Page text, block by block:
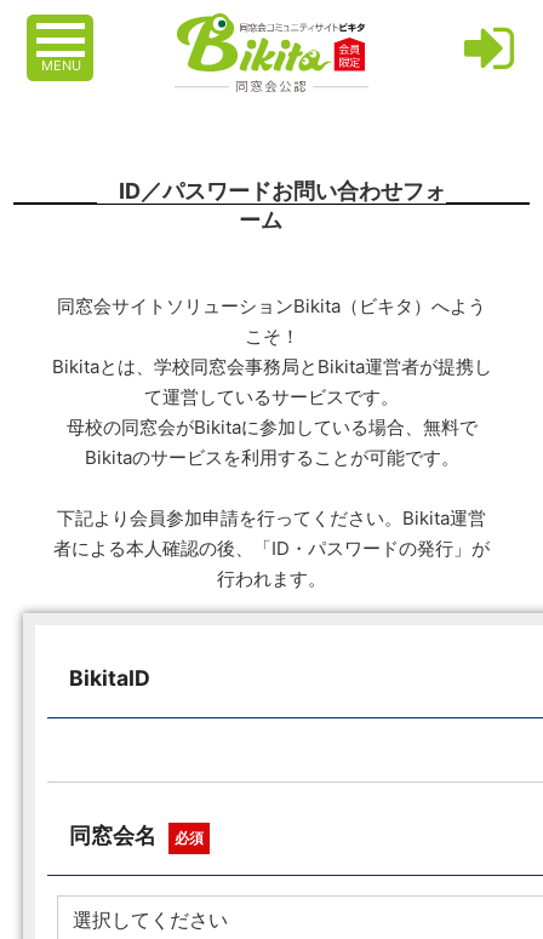
MENU
ID／パスワードお問い合わせフォ
ーム
同窓会サイトソリューションBikita（ビキタ）へよう
こそ！
Bikitaとは、学校同窓会事務局とBikita運営者が提携し
て運営しているサービスです。
母校の同窓会がBikitaに参加している場合、無料で
Bikitaのサービスを利用することが可能です。
下記より会員参加申請を行ってください。Bikita運営
者による本人確認の後、「ID・パスワードの発行」が
行われます。
BikitaID
同窓会名 必須